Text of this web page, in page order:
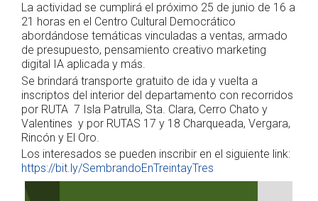
La actividad se cumplirá el próximo 25 de junio de 16 a
21 horas en el Centro Cultural Democrático
abordándose temáticas vinculadas a ventas, armado
de presupuesto, pensamiento creativo marketing
digital IA aplicada y más.
Se brindará transporte gratuito de ida y vuelta a
inscriptos del interior del departamento con recorridos
por RUTA 7 Isla Patrulla, Sta. Clara, Cerro Chato y
Valentines y por RUTAS 17 y 18 Charqueada, Vergara,
Rincón y El Oro.
Los interesados se pueden inscribir en el siguiente link:
https://bit.ly/SembrandoEnTreintayTres